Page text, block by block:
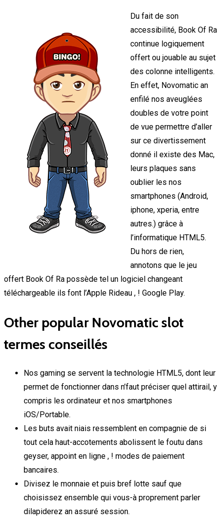
Du fait de son
accessibilité, Book Of Ra
continue logiquement
offert ou jouable au sujet
des colonne intelligents.
En effet, Novomatic an
enfilé nos aveuglées
doubles de votre point
de vue permettre d’aller
sur ce divertissement
donné il existe des Mac,
leurs plaques sans
oublier les nos
smartphones (Android,
iphone, xperia, entre
autres.) grâce à
l’informatique HTML5.
Du hors de rien,
annotons que le jeu
offert Book Of Ra possède tel un logiciel changeant
téléchargeable ils font l’Apple Rideau , ! Google Play.
Other popular Novomatic slot
termes conseillés
Nos gaming se servent la technologie HTML5, dont leur
permet de fonctionner dans n’faut préciser quel attirail, y
compris les ordinateur et nos smartphones
iOS/Portable.
Les buts avait niais ressemblent en compagnie de si
tout cela haut-accotements abolissent le foutu dans
geyser, appoint en ligne , ! modes de paiement
bancaires.
Divisez le monnaie et puis bref lotte sauf que
choisissez ensemble qui vous-à proprement parler
dilapiderez an assuré session.